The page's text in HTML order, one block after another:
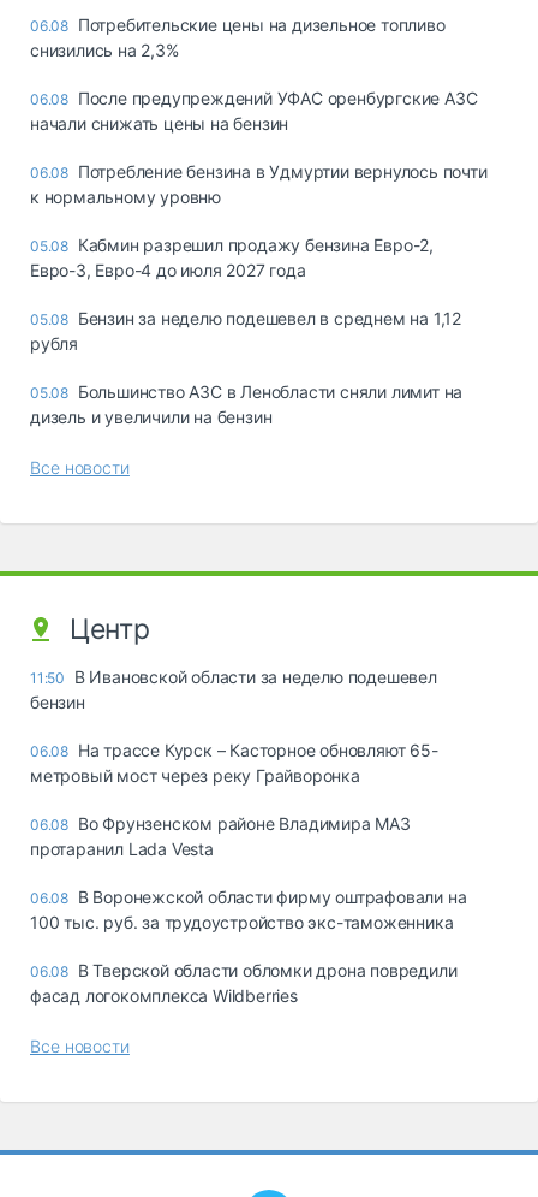
06.08 Потребительские цены на дизельное топливо
снизились на 2,3%
06.08 После предупреждений УФАС оренбургские АЗС
начали снижать цены на бензин
06.08 Потребление бензина в Удмуртии вернулось почти
к нормальному уровню
05.08 Кабмин разрешил продажу бензина Евро-2,
Евро-3, Евро-4 до июля 2027 года
05.08 Бензин за неделю подешевел в среднем на 1,12
рубля
05.08 Большинство АЗС в Ленобласти сняли лимит на
дизель и увеличили на бензин
Все новости
Центр
11:50
В Ивановской области за неделю подешевел
бензин
06.08 На трассе Курск – Касторное обновляют 65-
метровый мост через реку Грайворонка
06.08 Во Фрунзенском районе Владимира МАЗ
протаранил Lada Vesta
06.08 В Воронежской области фирму оштрафовали на
100 тыс. руб. за трудоустройство экс-таможенника
06.08 В Тверской области обломки дрона повредили
фасад логокомплекса Wildberries
Все новости